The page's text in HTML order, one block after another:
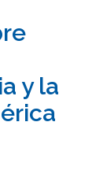
y la